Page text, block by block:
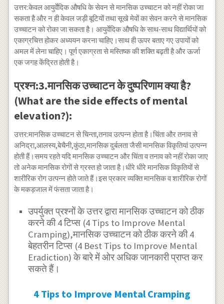
उत्तर:केवल आयुर्वेदिक औषधि के सेवन से मानसिक उच्चाटन को नहीं रोका जा
सकता है और न ही केवल जड़ी बूटियों तथा सूखे मेवों का सेवन करने से मानसिक
उच्चाटन को रोका जा सकता है। आयुर्वेदिक औषधि के साथ-साथ विद्यार्थियों को
एकाग्रचित्त होकर अध्ययन करना चाहिए।साथ ही ऊपर बताए गए उपायों को
अमल में लेना चाहिए। पूर्ण एकाग्रता से मस्तिष्क की शक्ति बढ़ती है और ऊर्जा
एक जगह केंद्रित होती है।
प्रश्न:3.मानसिक उच्चाटन के दुष्परिणाम क्या है?
(What are the side effects of mental
elevation?):
उत्तर:मानसिक उच्चाटन से चिन्ता,तनाव उत्पन्न होता है।चिंता और तनाव से
अनिद्रा,आलस्य,बेचैनी,कुंठा,मानसिक दुर्बलता जैसी मानसिक विकृतियां उत्पन्न
होती हैं।समय रहते यदि मानसिक उच्चाटन और चिंता व तनाव को नहीं रोका जाए
तो अनेक मानसिक रोगों से ग्रस्त हो जाता है।धीरे धीरे मानसिक विकृतियों से
शारीरिक रोग उत्पन्न होते जाते हैं।इस प्रकार व्यक्ति मानसिक व शारीरिक रोगों
के मकड़जाल में फंसता जाता है।
उपर्युक्तप्रश्नों के उत्तर द्वारा मानसिक उच्चाटन को ठीक
करने की 4 टिप्स (4 Tips to Improve Mental
Cramping),मानसिक उच्चाटन को ठीक करने की 4
बेहतरीन टिप्स (4 Best Tips to Improve Mental
Eradiction) के बारे में ओर अधिक जानकारी प्राप्त कर
सकते हैं।
4 Tips to Improve Mental Cramping